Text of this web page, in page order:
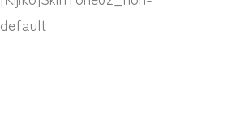
default